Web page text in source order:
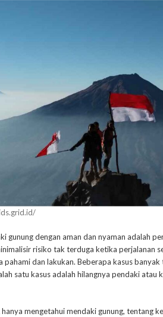
gunung dengan aman dan nyaman adalah
risiko tak terduga ketika perjalanan
pahami dan lakukan. Beberapa kasus
satu kasus adalah hilangnya pendaki atau
mengetahui mendaki gunung, tentang